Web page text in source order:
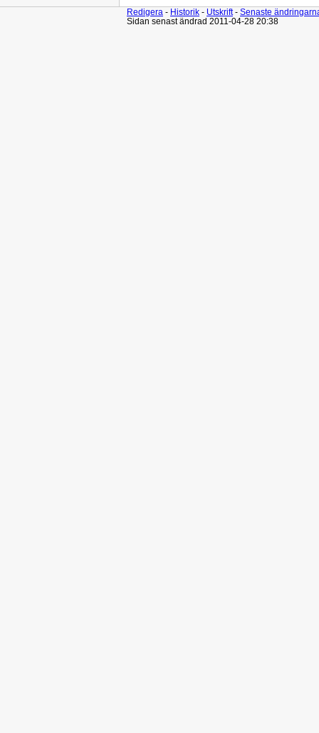
Redigera - Historik - Utskrift- Senaste
Sidan senast ändrad 2011-04-28 20:38